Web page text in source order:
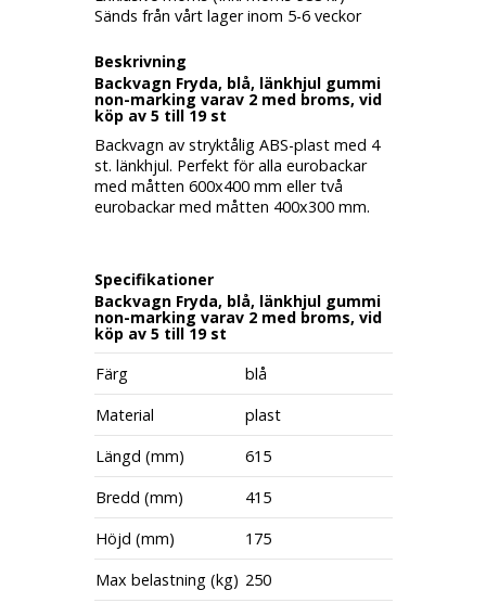
Sänds från vårt lager inom 5-6 veckor
Beskrivning
Backvagn Fryda, blå, länkhjul gummi
non-marking varav 2 med broms, vid
köp av 5 till 19 st
Backvagn av stryktålig ABS-plast med 4
st. länkhjul. Perfekt för alla eurobackar
med måtten 600x400 mm eller två
eurobackar med måtten 400x300 mm.
Specifikationer
Backvagn Fryda, blå, länkhjul gummi
non-marking varav 2 med broms, vid
köp av 5 till 19 st
Färg
blå
Material
plast
Längd (mm)
615
Bredd (mm)
415
Höjd (mm)
175
Max belastning (kg) 250